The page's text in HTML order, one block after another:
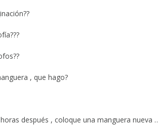
, que hago?
después , coloque una manguera nueva